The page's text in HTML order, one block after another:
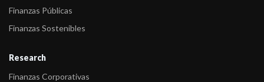
Finanzas Públicas
Finanzas Sostenibles
Research
Finanzas Corporativas